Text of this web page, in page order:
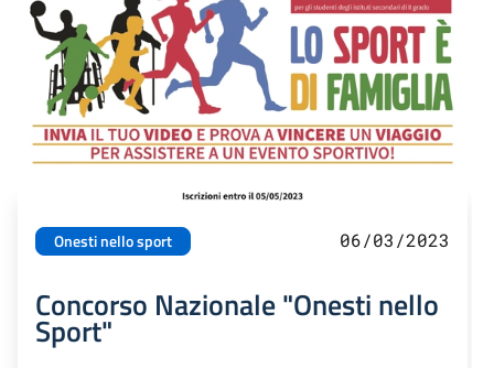
Onesti nello sport 06/03/2023
Concorso Nazionale "Onesti nello
Sport"